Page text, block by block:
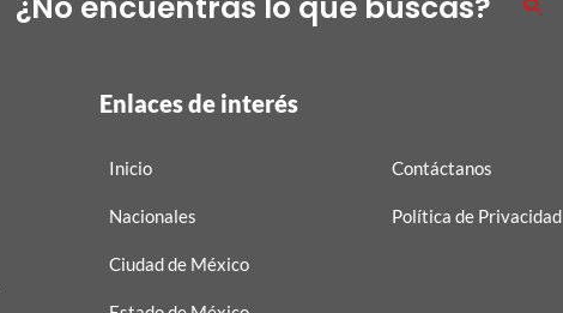
Enlaces de interés
Inicio
Nacionales
Ciudad de México
Contáctanos
Política de Privacidad